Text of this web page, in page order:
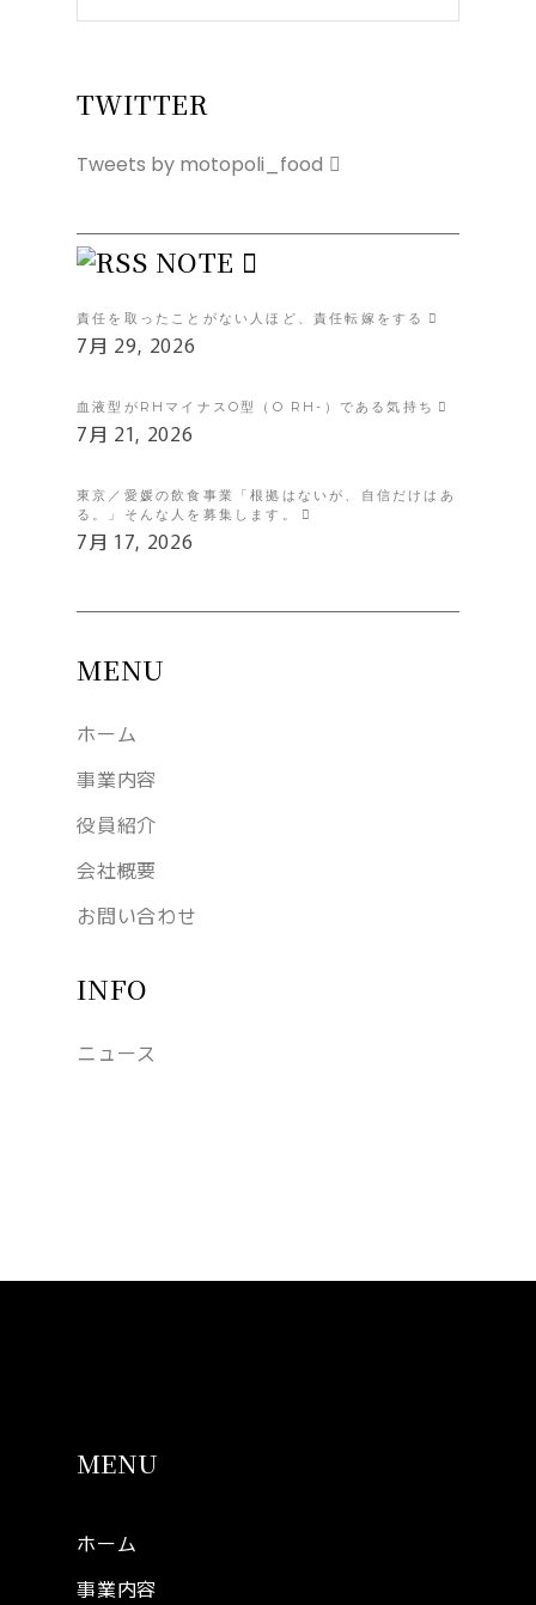
TWITTER
Tweets by motopoli_food
NOTE
責任を取ったことがない人ほど、責任転嫁をする
7月 29, 2026
血液型がRHマイナスO型（O RH-）である気持ち
7月 21, 2026
東京／愛媛の飲食事業「根拠はないが、自信だけはあ
る。」そんな人を募集します。
7月 17, 2026
MENU
ホーム
事業内容
役員紹介
会社概要
お問い合わせ
INFO
ニュース
MENU
ホーム
事業内容